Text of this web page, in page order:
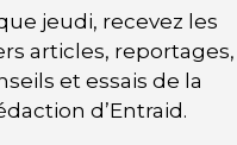
jeudi, recevez les
articles, reportages,
et essais de la
d’Entraid.